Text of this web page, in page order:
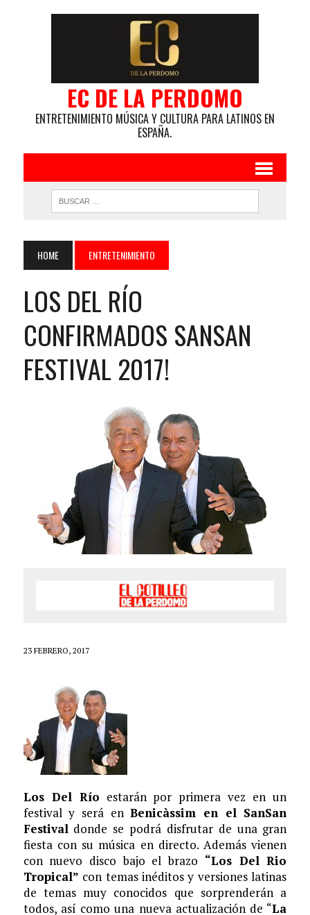
EC DE LA PERDOMO
ENTRETENIMIENTO MÚSICA Y CULTURA PARA LATINOS EN
ESPAÑA.
HOME ENTRETENIMIENTO
LOS DEL RÍO
CONFIRMADOS SANSAN
FESTIVAL 2017!
23 FEBRERO, 2017
Los Del Río estarán por primera vez en un
festival y será enBenicàssim en el SanSan
Festivaldonde se podrá disfrutar de una gran
fiesta con su música en directo. Además vienen
con nuevo disco bajo el brazo “Los Del Rio
Tropical” con temas inéditos y versiones latinas
de temas muy conocidos que sorprenderán a
todos, así como una nueva actualización de “La